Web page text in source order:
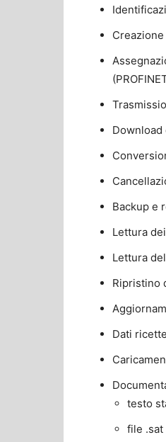
Download
Backup e
Lettura
Lettura
Ripristino
Dati
testo
file .sat